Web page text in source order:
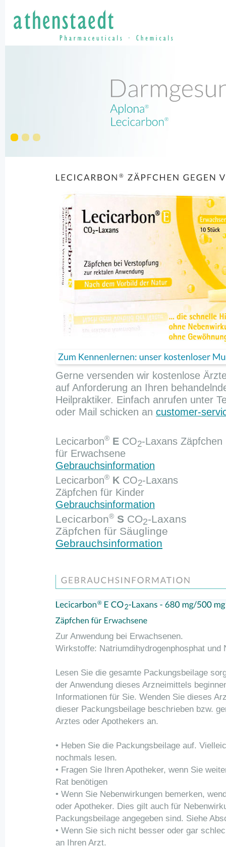
Gerne versenden wir kostenlose
auf Anforderung an Ihren
Heilpraktiker. Einfach anrufen unter
oder Mail schicken an customer-
Lecicarbon® E CO2-Laxans Zäpfchen
für Erwachsene
Gebrauchsinformation
Lecicarbon® K CO2-Laxans
Zäpfchen für Kinder
Gebrauchsinformation
Lecicarbon® S CO2-Laxans
Zäpfchen für Säuglinge
Gebrauchsinformation
Zur Anwendung bei Erwachsenen.
Wirkstoffe: Natriumdihydrogenphosphat und
Lesen Sie die gesamte Packungsbeilage
der Anwendung dieses Arzneimittels
Informationen für Sie. Wenden Sie dieses
dieser Packungsbeilage beschrieben bzw.
Arztes oder Apothekers an.
• Heben Sie die Packungsbeilage auf.
nochmals lesen.
• Fragen Sie Ihren Apotheker, wenn Sie
Rat benötigen
• Wenn Sie Nebenwirkungen bemerken,
oder Apotheker. Dies gilt auch für
Packungsbeilage angegeben sind. Siehe
• Wenn Sie sich nicht besser oder gar
an Ihren Arzt.